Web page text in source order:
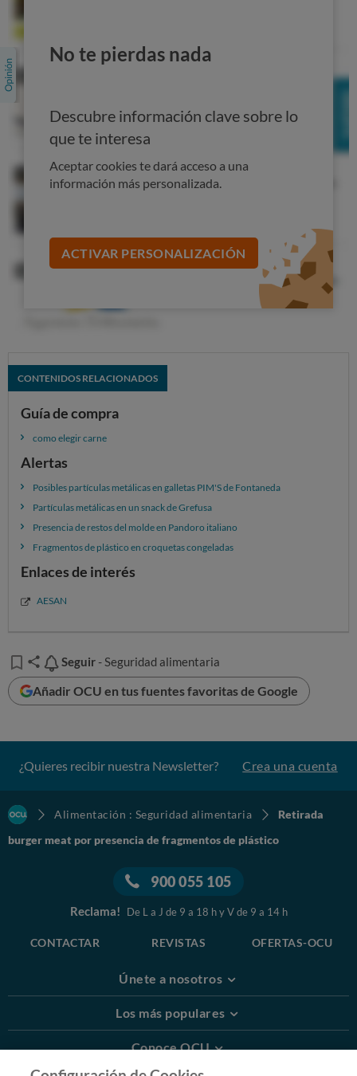
No te pierdas nada
Descubre información clave sobre lo
que te interesa
Aceptar cookies te dará acceso a una
información más personalizada.
ACTIVAR PERSONALIZACIÓN
CONTENIDOS RELACIONADOS
Guía de compra
como elegir carne
Alertas
Posibles partículas metálicas en galletas PIM'S de Fontaneda
Partículas metálicas en un snack de Grefusa
Presencia de restos del molde en Pandoro italiano
Fragmentos de plástico en croquetas congeladas
Enlaces de interés
AESAN
Seguir
Seguir - Seguridad alimentaria
Añadir OCU en tus fuentes favoritas de Google
¿Quieres recibir nuestra Newsletter? Crea una cuenta
Alimentación : Seguridad alimentaria
Retirada
burger meat por presencia de fragmentos de plástico
900 055 105
Reclama! De L a J de 9 a 18 h y V de 9 a 14 h
CONTACTAR REVISTAS OFERTAS-OCU
Únete a nosotros
Los más populares
Conoce OCU